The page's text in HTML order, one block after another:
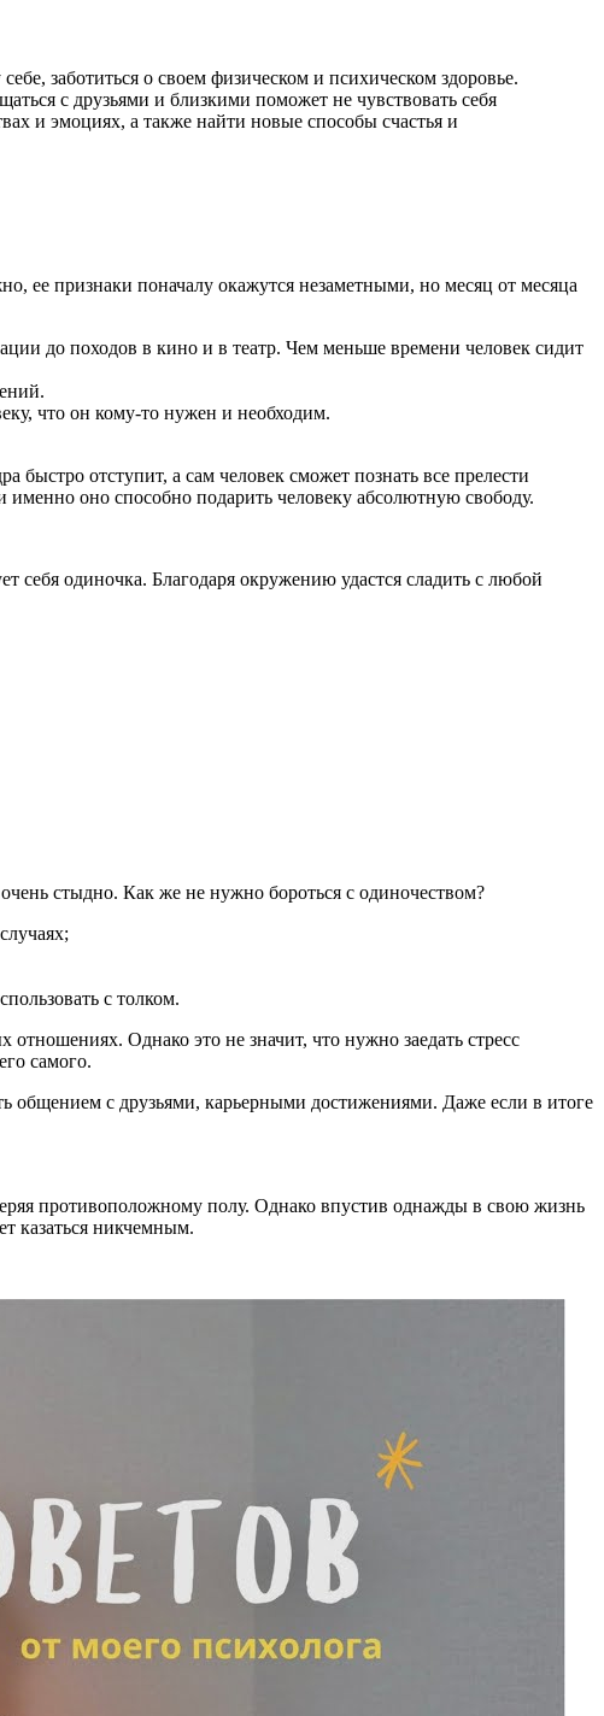
заботиться о своем физическом и психическом здоровье.
с друзьями и близкими поможет не чувствовать себя
и эмоциях, а также найти новые способы счастья и
ее признаки поначалу окажутся незаметными, но месяц от месяца
до походов в кино и в театр. Чем меньше времени человек сидит
что он кому-то нужен и необходим.
отступит, а сам человек сможет познать все прелести
оно способно подарить человеку абсолютную свободу.
себя одиночка. Благодаря окружению удастся сладить с любой
стыдно. Как же не нужно бороться с одиночеством?
с толком.
Однако это не значит, что нужно заедать стресс
самого.
общением с друзьями, карьерными достижениями. Даже если в итоге
противоположному полу. Однако впустив однажды в свою жизнь
казаться никчемным.